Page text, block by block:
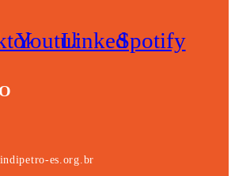
YoutubeLinkedinSpotify
es.org.br